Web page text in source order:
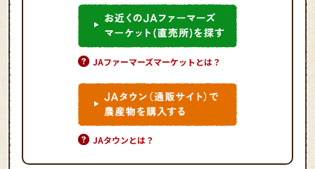
JAファーマーズマーケットとは？
JAタウンとは？